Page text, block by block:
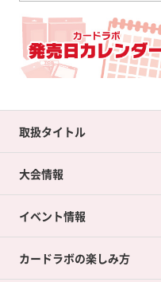
取扱タイトル
大会情報
イベント情報
カードラボの楽しみ方